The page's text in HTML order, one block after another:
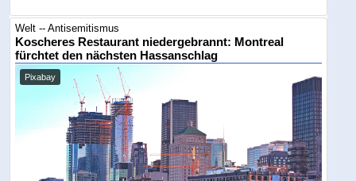
Welt -- Antisemitismus
Koscheres Restaurant niedergebrannt: Montreal
fürchtet den nächsten Hassanschlag
Pixabay